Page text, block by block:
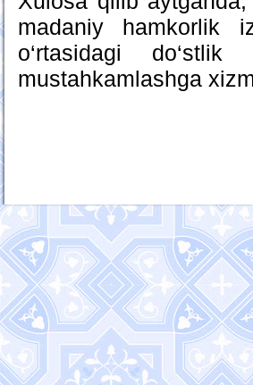
madaniy hamkorlik
o‘rtasidagi
mustahkamlashga